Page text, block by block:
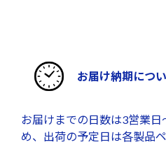
お届け納期につ
お届けまでの日数は3営業
め、出荷の予定日は各製品